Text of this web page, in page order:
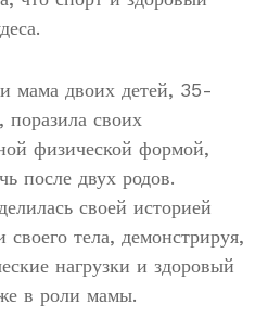
мама двоих детей, 35-
поразила своих
физической формой,
после двух родов.
своей историей
тела, демонстрируя,
нагрузки и здоровый
в роли мамы.